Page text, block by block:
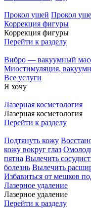
Прокол ушей Прокол
Коррекция фигуры
Коррекция фигуры
Перейти к разделу
Вибро — вакуумный
Миостимуляция,
Все услуги
Я хочу
Лазерная косметология
Лазерная косметология
Перейти к разделу
Подтянуть кожу
кожу вокруг глаз
пятна Вылечить
болезнь Вылечить
Избавиться от мешков
Лазерное удаление
Лазерное удаление
Перейти к разделу